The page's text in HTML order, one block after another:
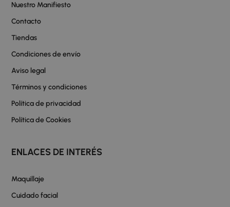
Nuestro Manifiesto
Contacto
Tiendas
Condiciones de envío
Aviso legal
Términos y condiciones
Política de privacidad
Política de Cookies
ENLACES DE INTERÉS
Maquillaje
Cuidado facial